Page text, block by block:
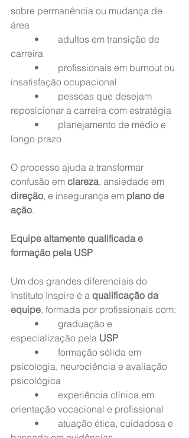
sobre permanência ou mudança de
área
carreira
insatisfação ocupacional
reposicionar a carreira com estratégia
longo prazo
O processo ajuda a transformar
confusão em clareza, ansiedade em
direção, e insegurança em plano de
ação.
Equipe altamente qualificada e
formação pela USP
Um dos grandes diferenciais do
Instituto Inspire é a qualificação da
equipe, formada por profissionais com:
especialização pela USP
psicologia, neurociência e avaliação
psicológica
orientação vocacional e profissional